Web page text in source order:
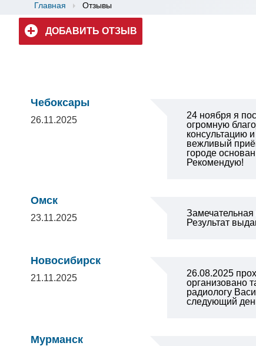
Главная Отзывы
ДОБАВИТЬ ОТЗЫВ
Чебоксары
26.11.2025
24 ноября я
огромную
консультацию
вежливый
городе
Рекомендую!
Омск
23.11.2025
Результат
Новосибирск
21.11.2025
26.08.2025
организовано
радиологу
следующий
Мурманск